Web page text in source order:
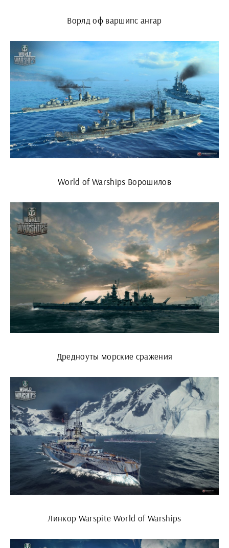
Ворлд оф варшипс ангар
World of Warships Ворошилов
Дредноуты морские сражения
Линкор Warspite World of Warships